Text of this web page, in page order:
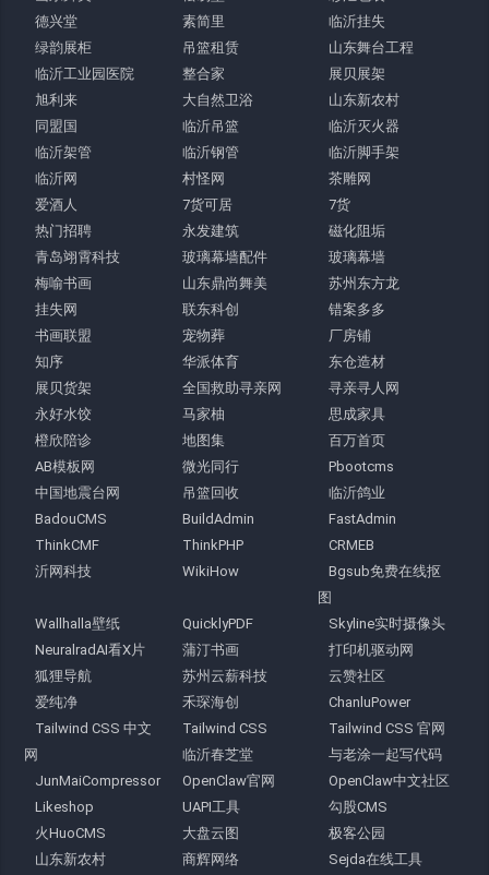
德兴堂
素简里
临沂挂失
绿韵展柜
吊篮租赁
山东舞台工程
临沂工业园医院
整合家
展贝展架
旭利来
大自然卫浴
山东新农村
同盟国
临沂吊篮
临沂灭火器
临沂架管
临沂钢管
临沂脚手架
临沂网
村怪网
茶雕网
爱酒人
7货可居
7货
热门招聘
永发建筑
磁化阻垢
青岛翊霄科技
玻璃幕墙配件
玻璃幕墙
梅喻书画
山东鼎尚舞美
苏州东方龙
挂失网
联东科创
错案多多
书画联盟
宠物葬
厂房铺
知序
华派体育
东仓造材
展贝货架
全国救助寻亲网
寻亲寻人网
永好水饺
马家柚
思成家具
橙欣陪诊
地图集
百万首页
AB模板网
微光同行
Pbootcms
中国地震台网
吊篮回收
临沂鸽业
BadouCMS
BuildAdmin
FastAdmin
ThinkCMF
ThinkPHP
CRMEB
沂网科技
WikiHow
Bgsub免费在线抠
图
Wallhalla壁纸
QuicklyPDF
Skyline实时摄像头
NeuralradAI看X片
蒲汀书画
打印机驱动网
狐狸导航
苏州云薪科技
云赞社区
爱纯净
禾琛海创
ChanluPower
Tailwind CSS 中文
网
Tailwind CSS
Tailwind CSS 官网
临沂春芝堂
与老涂一起写代码
JunMaiCompressor
OpenClaw官网
OpenClaw中文社区
Likeshop
UAPI工具
勾股CMS
火HuoCMS
大盘云图
极客公园
山东新农村
商辉网络 Sejda在线工具